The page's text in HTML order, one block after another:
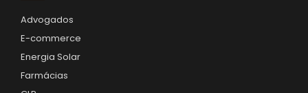
Advogados
E-commerce
Energia Solar
Farmácias